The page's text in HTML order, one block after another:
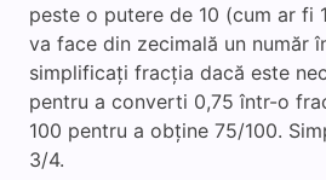
peste o putere de 10 (cum ar fi
va face din zecimală un număr
simplificați fracția dacă este
pentru a converti 0,75 într-o
100 pentru a obține 75/100.
3/4.